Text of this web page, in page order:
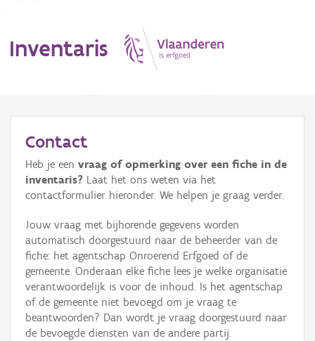
Inventaris
Erfgoedobject
Aanduidingsobject
Waarneming
Thema
Gebeurtenis
Persoon of collectief
Contact
Heb je een vraag of opmerking over een fiche in de
inventaris? Laat het ons weten via het
contactformulier hieronder. We helpen je graag verder.
Jouw vraag met bijhorende gegevens worden
automatisch doorgestuurd naar de beheerder van de
fiche: het agentschap Onroerend Erfgoed of de
gemeente. Onderaan elke fiche lees je welke organisatie
verantwoordelijk is voor de inhoud. Is het agentschap
of de gemeente niet bevoegd om je vraag te
beantwoorden? Dan wordt je vraag doorgestuurd naar
de bevoegde diensten van de andere partij.